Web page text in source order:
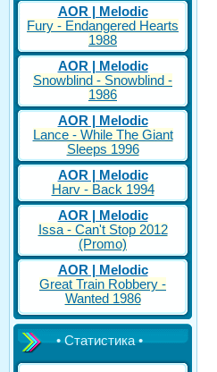
AOR | Melodic
Fury - Endangered Hearts
1988
AOR | Melodic
Snowblind - Snowblind -
1986
AOR | Melodic
Lance - While The Giant
Sleeps 1996
AOR | Melodic
Harv - Back 1994
AOR | Melodic
Issa - Can't Stop 2012
(Promo)
AOR | Melodic
Great Train Robbery -
Wanted 1986
• Статистика •